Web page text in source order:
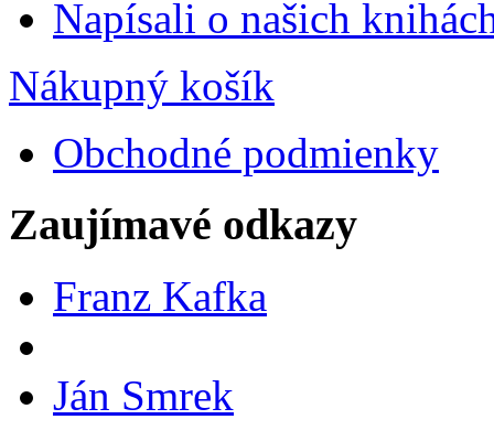
Napísali o našich
Nákupný košík
Obchodné podmienky
Zaujímavé odkazy
Franz Kafka
Ján Smrek